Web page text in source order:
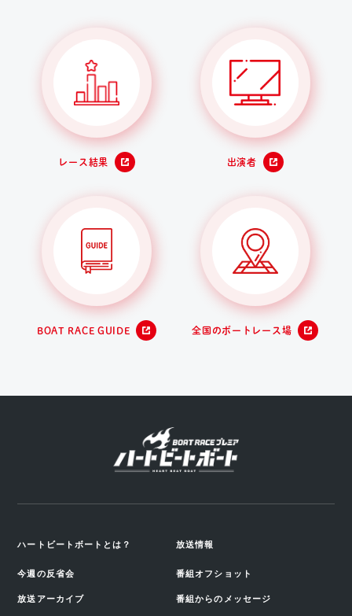
レース結果 出演者
BOAT RACE GUIDE 全国のボートレース場
ハートビートボートとは？ 放送情報
今週の反省会 番組オフショット
放送アーカイブ 番組からのメッセージ